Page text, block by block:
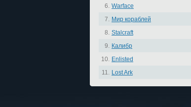
6. Warface
7. Мир кораблей
8. Stalcraft
9. Калибр
10. Enlisted
11. Lost Ark